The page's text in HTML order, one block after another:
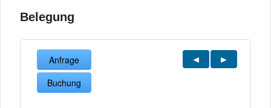
Belegung